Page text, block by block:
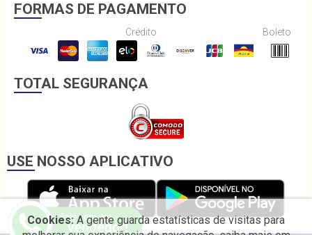
FORMAS DE PAGAMENTO
Crédito Boleto
TOTAL SEGURANÇA
USE NOSSO APLICATIVO
Cookies:A gente guarda estatísticas de visitas para